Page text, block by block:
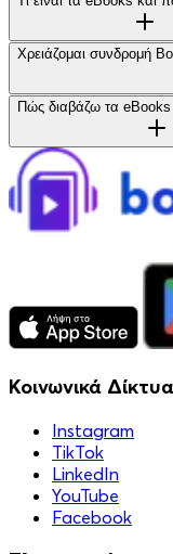
Χρειάζομαι συνδρομή
Πώς διαβάζω τα
Κοινωνικά Δίκτυα
Instagram
TikTok
LinkedIn
YouTube
Facebook